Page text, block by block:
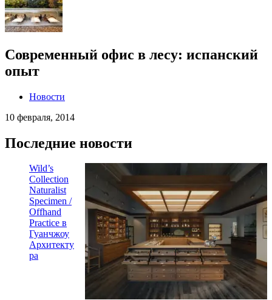
Современный офис в лесу: испанский
опыт
Новости
10 февраля, 2014
Последние новости
Wild’s
Collection
Naturalist
Specimen /
Offhand
Practice в
Гуанчжоу
Архитекту
ра